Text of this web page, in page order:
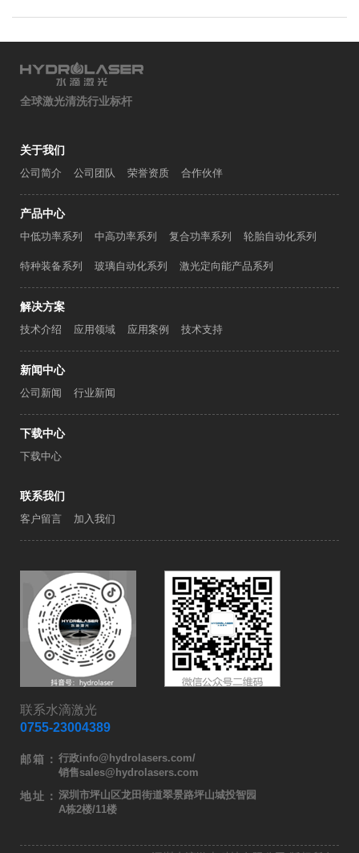
全球激光清洗行业标杆
关于我们
公司简介 公司团队 荣誉资质 合作伙伴
产品中心
中低功率系列 中高功率系列 复合功率系列 轮胎自动化系列
特种装备系列 玻璃自动化系列 激光定向能产品系列
解决方案
技术介绍 应用领域 应用案例 技术支持
新闻中心
公司新闻 行业新闻
下载中心
下载中心
联系我们
客户留言 加入我们
联系水滴激光
0755-23004389
邮箱： 行政info@hydrolasers.com/
销售sales@hydrolasers.com
地址： 深圳市坪山区龙田街道翠景路坪山城投智园
A栋2楼/11楼